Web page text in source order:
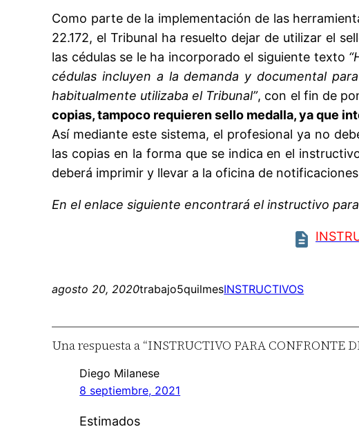
Como parte de la implementación de las
22.172, el Tribunal ha resuelto dejar de utilizar el
las cédulas se le ha incorporado el siguiente texto
cédulas incluyen a la demanda y documental
habitualmente utilizaba el Tribunal”, con el fin de
copias, tampoco requieren sello medalla, ya que
Así mediante este sistema, el profesional ya no
las copias en la forma que se indica en el
deberá imprimir y llevar a la oficina de
En el enlace siguiente encontrará el instructivo
agosto 20, 2020trabajo5quilmesINSTRUCTIVOS
Una respuesta a “INSTRUCTIVO PARA CONFRONTE
Diego Milanese
8 septiembre, 2021
Estimados